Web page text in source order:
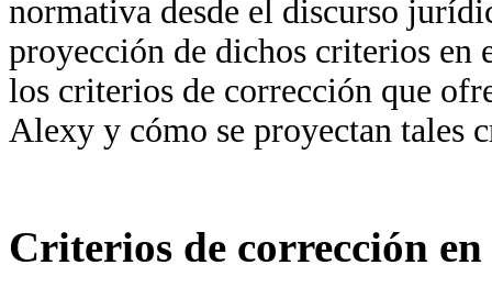
normativa desde el discurso
proyección de dichos criterios en
los criterios de corrección que
Alexy y cómo se proyectan tales
Criterios de corrección